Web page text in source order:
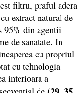
filtru, praful adera
extract natural de
95% din agentii
de sanatate. In
cu propriul
cu tehnologia
interioara a